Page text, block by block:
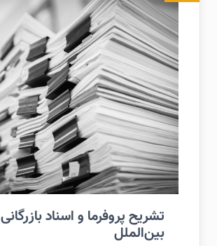
تشریح پروفرما و اسناد بازرگانی
بین‌الملل